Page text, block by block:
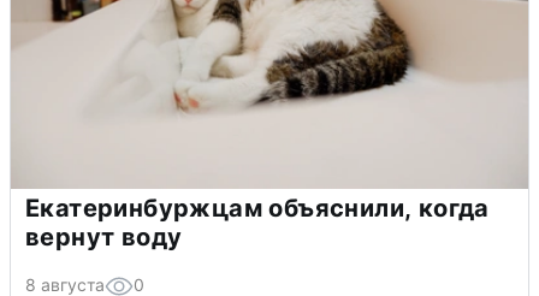
Екатеринбуржцам объяснили, когда
вернут воду
8 августа 0